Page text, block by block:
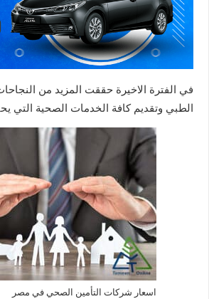
في الفترة الاخيرة حققت المزيد من
الطبي وتقديم كافة الخدمات الصحية التي
اسعار شركات التأمين الصحي في مصر